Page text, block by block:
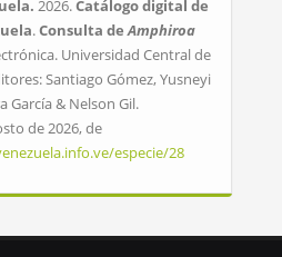
2026.Catálogo digital de
.Consulta deAmphiroa
Universidad Central de
Santiago Gómez, Yusneyi
García & Nelson Gil.
de 2026, de
especie/28